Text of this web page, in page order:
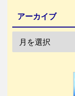
アーカイブ